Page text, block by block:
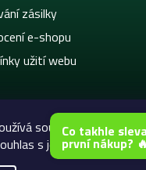
soubory cookie.
s jejich používáním..
zásilky
e-shopu
užití webu
Co takhle
první nákup?